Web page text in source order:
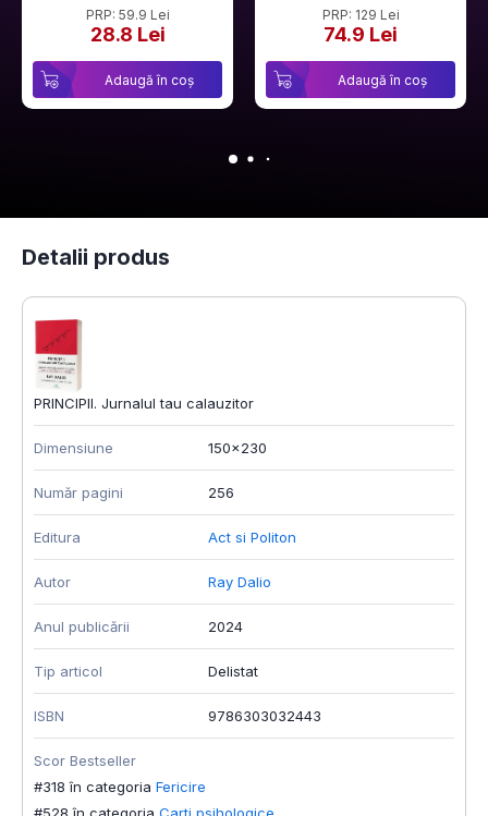
PRP: 59.9 Lei
28.8 Lei
Adaugă în coș
PRP: 129 Lei
74.9 Lei
Adaugă în coș
Detalii produs
PRINCIPII. Jurnalul tau calauzitor
Dimensiune 150x230
Număr pagini 256
Editura Act si Politon
Autor Ray Dalio
Anul publicării 2024
Tip articol Delistat
ISBN 9786303032443
Scor Bestseller
#318 în categoria Fericire
#528 în categoria Carti psihologice